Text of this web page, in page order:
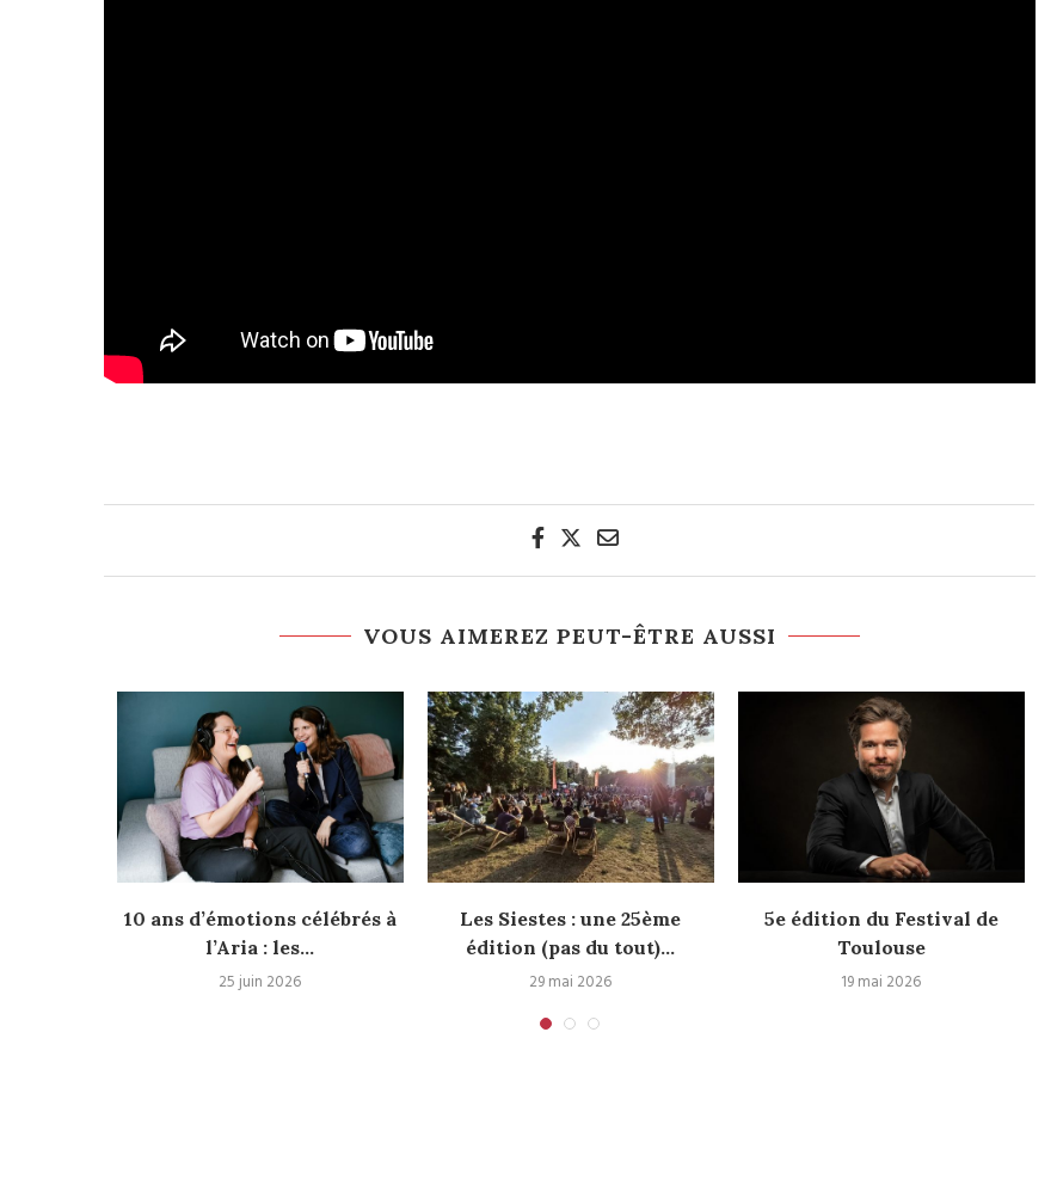
VOUS AIMEREZ PEUT-ÊTRE AUSSI
10 ans d’émotions célébrés à
l’Aria : les...
25 juin 2026
Les Siestes : une 25ème
édition (pas du tout)...
29 mai 2026
5e édition du Festival de
Toulouse
19 mai 2026